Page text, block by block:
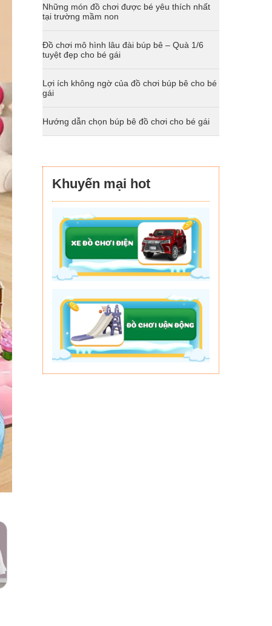
Những món đồ chơi được bé yêu thích nhất
tại trường mầm non
Đồ chơi mô hình lâu đài búp bê – Quà 1/6
tuyệt đẹp cho bé gái
Lợi ích không ngờ của đồ chơi búp bê cho bé
gái
Hướng dẫn chọn búp bê đồ chơi cho bé gái
Khuyến mại hot